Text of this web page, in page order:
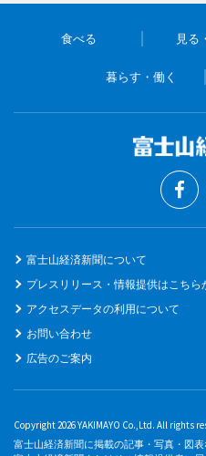
食べる 見る
暮らす・働く
富士山経済新聞について
プレスリリース・情報提供はこちら
アクセスデータの利用について
お問い合わせ
広告のご案内
Copyright 2026 YAKIMAYO Co.,Ltd. All rights
富士山経済新聞に掲載の記事・写真・図